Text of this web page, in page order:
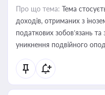
Про що тема: Тема
доходів, отриманих з
податкових зобов’язань
уникнення подвійного